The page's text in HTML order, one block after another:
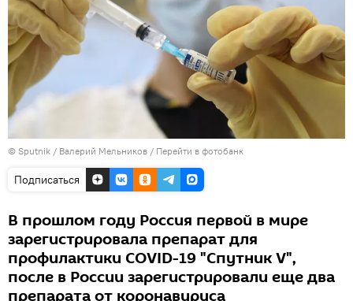
© Sputnik / Валерий Мельников / Перейти в фотобанк
Подписаться
В прошлом году Россия первой в мире
зарегистрировала препарат для
профилактики COVID-19 "Спутник V",
после в России зарегистрировали еще два
препарата от коронавируса